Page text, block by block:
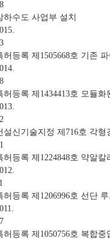
하수도 사업부 설치
허등록 제1505668호 기존
허등록 제1434413호 모듈화
설신기술지정 제716호 각
허등록 제1224848호 약알
허등록 제1206996호 선단
허등록 제1050756호 복합